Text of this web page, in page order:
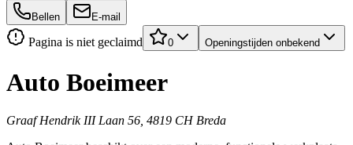
Bellen E-mail
Pagina is niet geclaimd 0 Openingstijden onbekend
Auto Boeimeer
Graaf Hendrik III Laan 56, 4819 CH Breda